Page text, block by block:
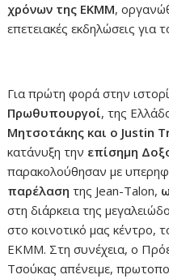
χρόνων της ΕΚΜΜ,
επετειακές εκδηλώσεις
Για πρώτη φορά στην
Πρωθυπουργοί, της
Μητσοτάκης και ο Justin
κατάνυξη την επίσημη
παρακολούθησαν με
παρέλαση της Jean-Talon,
στη διάρκεια της
στο κοινοτικό μας κέντρο,
ΕΚΜΜ. Στη συνέχεια, ο
Τσούκας απένειμε,